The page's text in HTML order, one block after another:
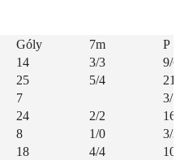
Góly 7m
P
14 3/3
9/6
25 5/4
7
3/1
24 2/2
8 1/0
3/3
18 4/4